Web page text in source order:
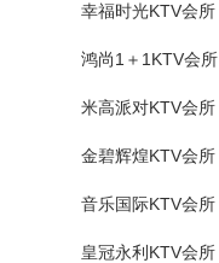
幸福时光KTV会所
鸿尚1＋1KTV会所
米高派对KTV会所
金碧辉煌KTV会所
音乐国际KTV会所
皇冠永利KTV会所